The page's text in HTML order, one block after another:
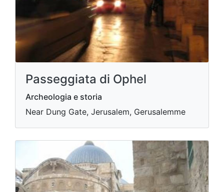
Passeggiata di Ophel
Archeologia e storia
Near Dung Gate, Jerusalem, Gerusalemme